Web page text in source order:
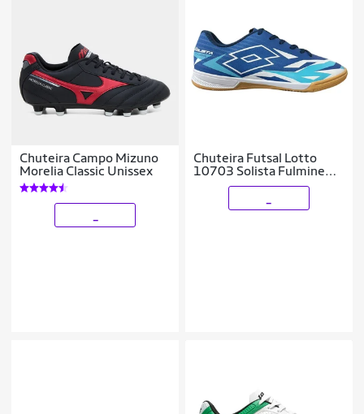
Chuteira Campo Mizuno
Morelia Classic Unissex
Chuteira Futsal Lotto
10703 Solista Fulmine
B700 Marinho